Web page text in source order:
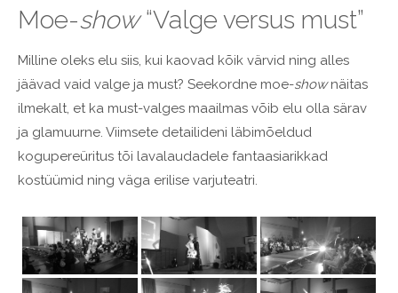
Moe-show“Valge versus must”
Milline oleks elu siis, kui kaovad kõik värvid ning alles
jäävad vaid valge ja must? Seekordne moe-shownäitas
ilmekalt, et ka must-valges maailmas võib elu olla särav
ja glamuurne. Viimsete detailideni läbimõeldud
kogupereüritus tõi lavalaudadele fantaasiarikkad
kostüümid ning väga erilise varjuteatri.